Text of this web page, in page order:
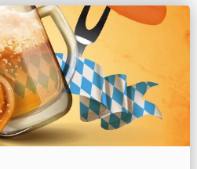
«Куликово поле» в
дней и является
торжеств,
Куликовской битвы 1380